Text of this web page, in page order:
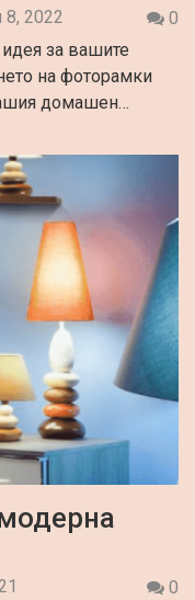
2022
0
за вашите
на фоторамки
домашен…
0